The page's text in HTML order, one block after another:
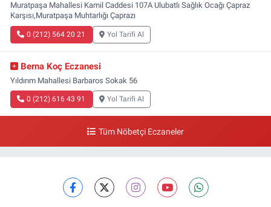
Muratpaşa Mahallesi Kamil Caddesi 107A Ulubatlı Sağlık Ocağı Çapraz
Karşısı,Muratpaşa Muhtarlığı Çaprazı
0 (212) 564 20 21 Yol Tarifi Al
Berna Koç Eczanesi
Yıldırım Mahallesi Barbaros Sokak 56
0 (212) 616 43 91 Yol Tarifi Al
Tüm Nöbetçi Eczaneler